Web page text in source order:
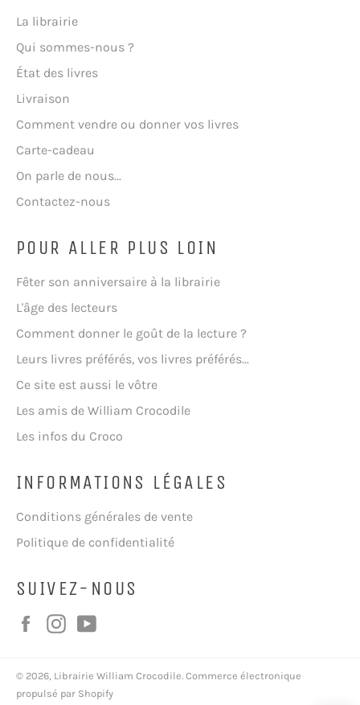
La librairie
Qui sommes-nous ?
État des livres
Livraison
Comment vendre ou donner vos livres
Carte-cadeau
On parle de nous...
Contactez-nous
POUR ALLER PLUS LOIN
Fêter son anniversaire à la librairie
L'âge des lecteurs
Comment donner le goût de la lecture ?
Leurs livres préférés, vos livres préférés...
Ce site est aussi le vôtre
Les amis de William Crocodile
Les infos du Croco
INFORMATIONS LÉGALES
Conditions générales de vente
Politique de confidentialité
SUIVEZ-NOUS
FacebookInstagram
© 2026, Librairie William Crocodile. Commerce électronique
propulsé par Shopify